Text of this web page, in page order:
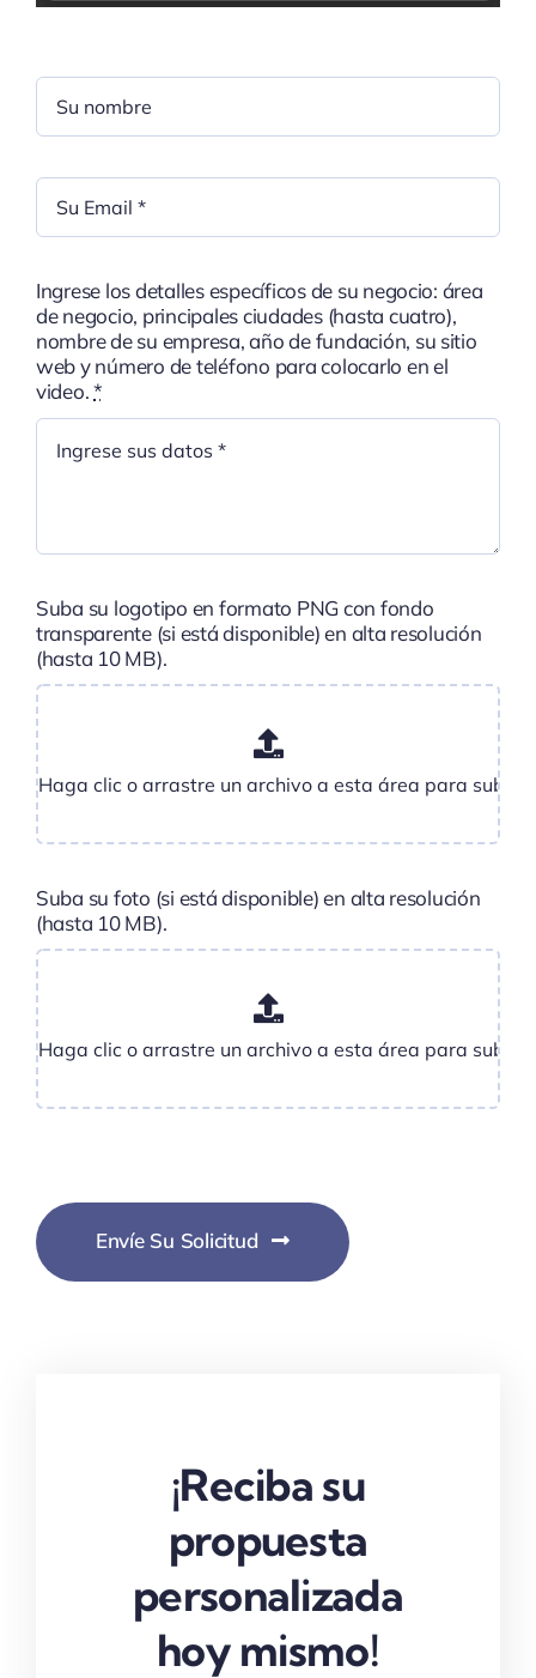
Ingrese los detalles específicos de su negocio: área
de negocio, principales ciudades (hasta cuatro),
nombre de su empresa, año de fundación, su sitio
web y número de teléfono para colocarlo en el
video.*
Suba su logotipo en formato PNG con fondo
transparente (si está disponible) en alta resolución
(hasta 10 MB).
Suba su foto (si está disponible) en alta resolución
(hasta 10 MB).
Envíe Su Solicitud
¡Reciba su
propuesta
personalizada
hoy mismo!